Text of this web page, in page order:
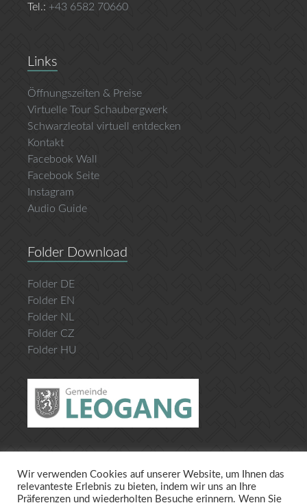
Tel.: +43 6582 70660
Links
Öffnungszeiten & Preise
Virtuelle Tour Schaubergwerk
Schwarzleotal virtuell entdecken
Kontakt
Facebook Wall
Facebook Seite
Instagram
Audio Guide
Folder Download
Folder DE
Folder EN
Folder NL
Folder CZ
Folder HU
Datenschutz Impressum
Wir verwenden Cookies auf unserer Website, um Ihnen das
relevanteste Erlebnis zu bieten, indem wir uns an Ihre
Präferenzen und wiederholten Besuche erinnern. Wenn Sie